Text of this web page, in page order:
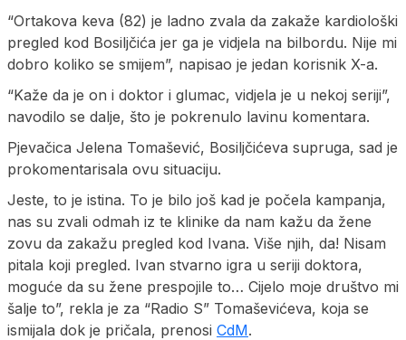
“Ortakova keva (82) je ladno zvala da zakaže kardiološki
pregled kod Bosiljčića jer ga je vidjela na bilbordu. Nije mi
dobro koliko se smijem”, napisao je jedan korisnik X-a.
“Kaže da je on i doktor i glumac, vidjela je u nekoj seriji”,
navodilo se dalje, što je pokrenulo lavinu komentara.
Pjevačica Jelena Tomašević, Bosiljčićeva supruga, sad je
prokomentarisala ovu situaciju.
Jeste, to je istina. To je bilo još kad je počela kampanja,
nas su zvali odmah iz te klinike da nam kažu da žene
zovu da zakažu pregled kod Ivana. Više njih, da! Nisam
pitala koji pregled. Ivan stvarno igra u seriji doktora,
moguće da su žene prespojile to… Cijelo moje društvo mi
šalje to”, rekla je za “Radio S” Tomaševićeva, koja se
ismijala dok je pričala, prenosi CdM.